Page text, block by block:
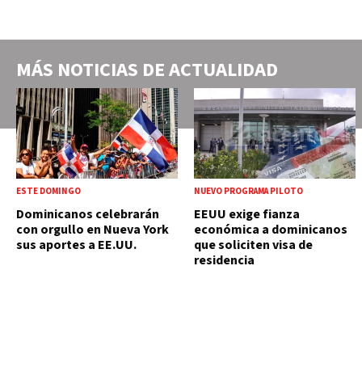
MÁS NOTICIAS DEACTUALIDAD
ESTE DOMINGO
Dominicanos celebrarán
con orgullo en Nueva York
sus aportes a EE.UU.
NUEVO PROGRAMA PILOTO
EEUU exige fianza
económica a dominicanos
que soliciten visa de
residencia